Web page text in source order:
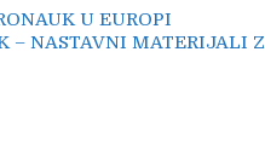
U EUROPI
– NASTAVNI MATERIJALI